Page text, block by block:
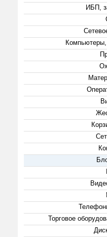
ИБП,
Компьютеры,
Торговое